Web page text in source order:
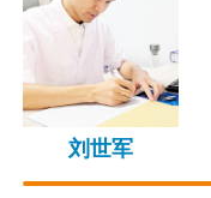
刘世军